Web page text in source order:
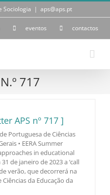
Sociologia | aps@aps.pt
eventos contactos
717
APS nº 717 ]
Portuguesa de Ciências
• EERA Summer
in educational
de janeiro de 2023 a ‘call
verão, que decorrerá na
da Educação da